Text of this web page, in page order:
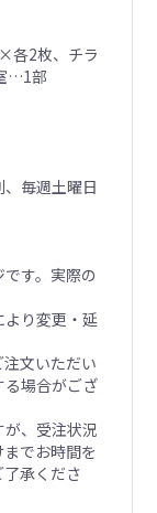
各2枚、チラ
…1部
、毎週土曜日
す。実際の
り変更・延
文いただい
場合がござ
、受注状況
でお時間を
承くださ